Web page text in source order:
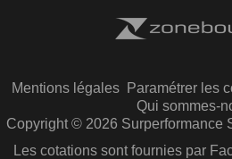
Mentions légales Paramétrer les
Qui sommes-
Copyright © 2026 Surperformance
Les cotations sont fournies par